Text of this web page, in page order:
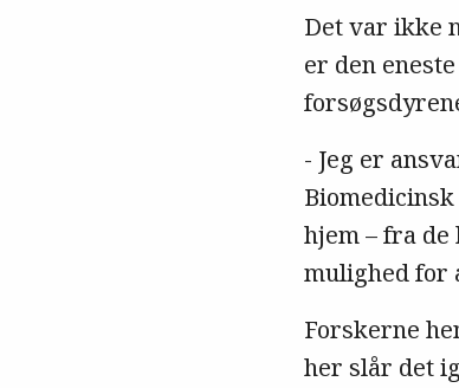
Det var ikke
er den
- Jeg er
hjem – fra de
mulighed for
Forskerne
her slår det